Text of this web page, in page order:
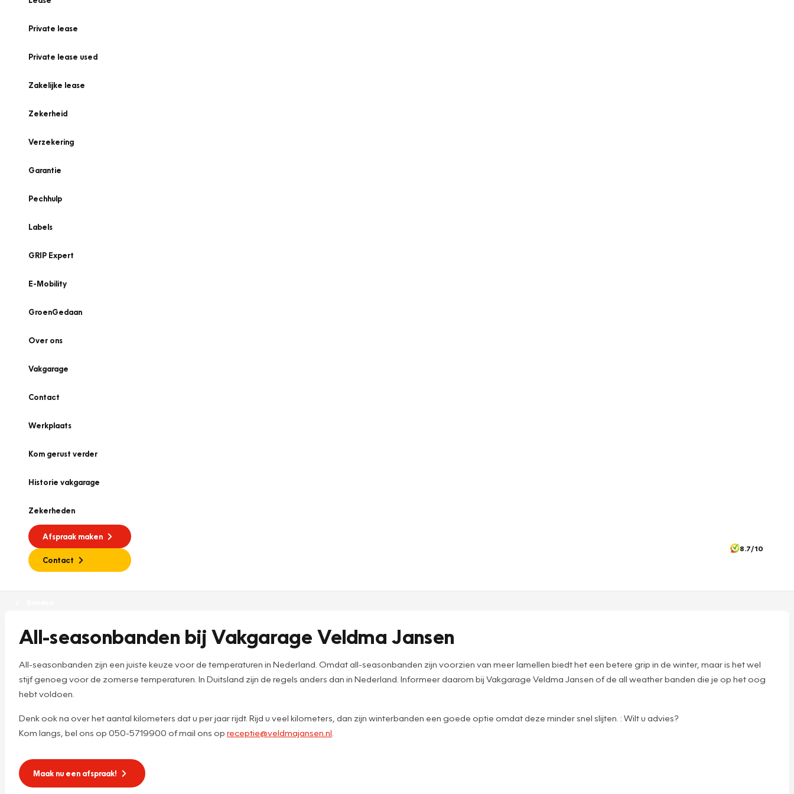
Private lease
Private lease used
Zakelijke lease
Zekerheid
Verzekering
Garantie
Pechhulp
Labels
GRIP Expert
E-Mobility
GroenGedaan
Over ons
Vakgarage
Contact
Werkplaats
Kom gerust verder
Historie vakgarage
Zekerheden
Afspraak maken
Contact
8.7/10
All-seasonbanden bij Vakgarage Veldma Jansen
All-seasonbanden zijn een juiste keuze voor de temperaturen in Nederland. Omdat all-seasonbanden zijn voorzien van meer lamellen biedt het een betere grip in de winter, maar is het wel
stijf genoeg voor de zomerse temperaturen. In Duitsland zijn de regels anders dan in Nederland. Informeer daarom bij Vakgarage Veldma Jansen of de all weather banden die je op het oog
hebt voldoen.
Denk ook na over het aantal kilometers dat u per jaar rijdt. Rijd u veel kilometers, dan zijn winterbanden een goede optie omdat deze minder snel slijten. : Wilt u advies?
Kom langs, bel ons op 050-5719900 of mail ons op receptie@veldmajansen.nl
Maak nu een afspraak!